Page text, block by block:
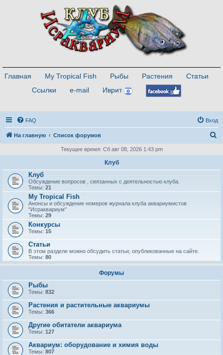
Главная My Tropical Fish Рыбы Растения
Статьи
Ссылки
e-mail Иврит
FAQ Вход
На главную Список форумов
с
Текущее время: Сб авг 08, 2026 1:43 pm
Клуб
Клуб
Обсуждение вопросов , связанных с деятельностью клуба.
Темы: 21
My Tropical Fish
Анонсы и обсуждение номеров журнала клуба аквариумистов
"Исраквариум"
Темы: 29
Конкурсы
Темы: 15
Статьи
В этом разделе можно обсудить статьи, опубликованные на сайте.
Темы: 80
Форумы
Рыбы
Темы: 832
Растения и растительные аквариумы
Темы: 366
Другие обитатели аквариума
Темы: 127
Аквариум: оборудование и химия воды
Темы: 807